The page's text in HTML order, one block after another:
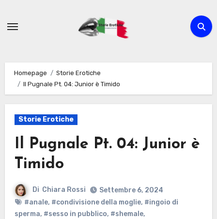
contenuto
Homepage
Storie Erotiche
Il Pugnale Pt. 04: Junior è Timido
Storie Erotiche
Il Pugnale Pt. 04: Junior è
Timido
Di Chiara Rossi
Settembre 6, 2024
#anale, #condivisione della moglie, #ingoio di
sperma, #sesso in pubblico, #shemale,